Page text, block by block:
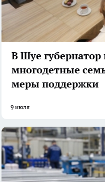
В Шуе губернатор
многодетные
меры поддержки
9 июля